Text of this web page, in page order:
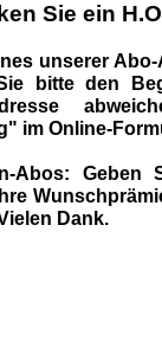
Sie ein
unserer
bitte den
im Online-
Abos:
Geben
Dank.